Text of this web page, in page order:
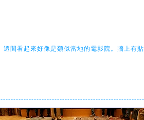
這間看起來好像是類似當地的電影院。牆上有